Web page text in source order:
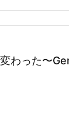
わった〜